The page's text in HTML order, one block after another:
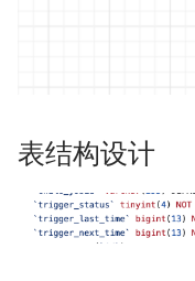
表结构设计